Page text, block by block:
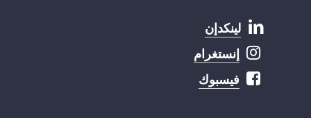
لينكدإن
إنستغرام
فيسبوك